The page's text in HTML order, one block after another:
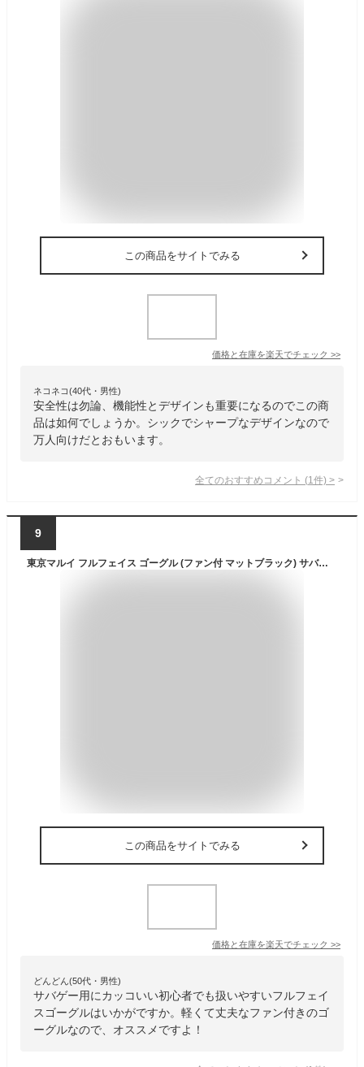
この商品をサイトでみる
価格と在庫を楽天でチェック >>
ネコネコ(40代・男性)
安全性は勿論、機能性とデザインも重要になるのでこの商
品は如何でしょうか。シックでシャープなデザインなので
万人向けだとおもいます。
全てのおすすめコメント (1 件) >
9
東京マルイ フルフェイス ゴーグル (ファン付 マットブラック) サバゲー 装備 /装備 サバゲー
この商品をサイトでみる
価格と在庫を楽天でチェック >>
どんどん(50代・男性)
サバゲー用にカッコいい初心者でも扱いやすいフルフェイ
スゴーグルはいかがですか。軽くて丈夫なファン付きのゴ
ーグルなので、オススメですよ！